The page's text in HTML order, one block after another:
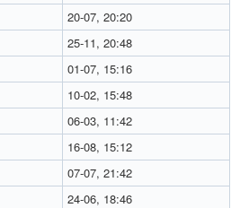
20-07, 20:20
25-11, 20:48
01-07, 15:16
10-02, 15:48
06-03, 11:42
16-08, 15:12
07-07, 21:42
24-06, 18:46